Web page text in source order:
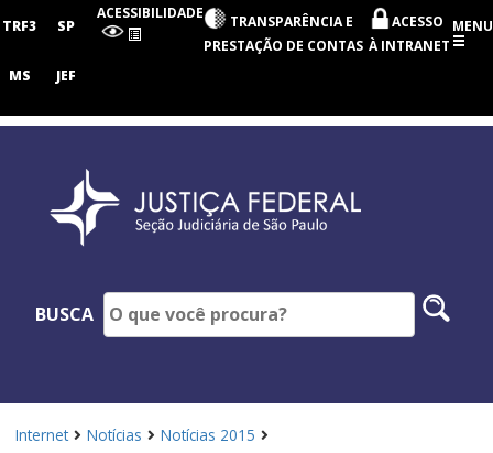
Judiciária
Paulo
TRF3 SP
MS JEF
ACESSIBILIDADE
TRANSPARÊNCIA E
PRESTAÇÃO DE CONTAS
ACESSO
À INTRANET
MENU
BUSCA
Internet Notícias Notícias 2015